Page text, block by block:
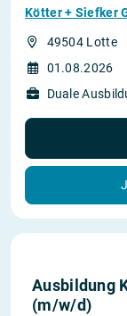
Kötter + Siefker
49504 Lotte
01.08.2026
Duale
Ausbildung
(m/w/d)